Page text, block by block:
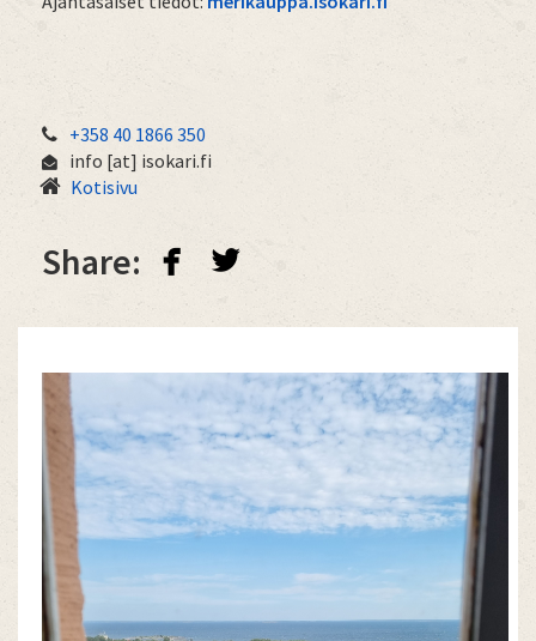
+358 40 1866 350
info [at] isokari.fi
Kotisivu
Share: facebook twitterbird